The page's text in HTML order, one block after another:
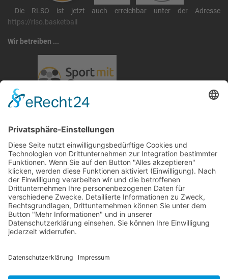
Die RLSO ist jetzt auch erreichbar unter der Adresse
https://rlso.basketball
Wir betreiben ...
August 2026
Mo Di Mi Do Fr Sa
So
31 27 28 29 30 31 1
32 3 4 5 6 7 8
9
3310 11 12 13 14
3417 18
3631 1 2